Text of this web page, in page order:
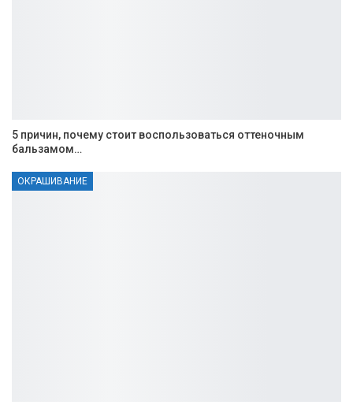
5 причин, почему стоит воспользоваться оттеночным
бальзамом…
ОКРАШИВАНИЕ